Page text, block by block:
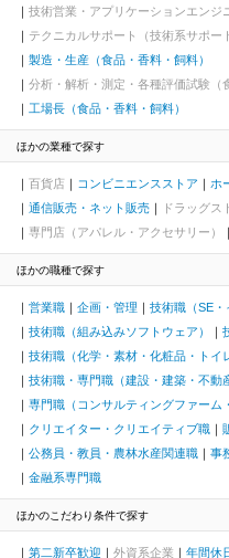
技術営業・アプリケーションエンジ
テクニカルサポート（技術系サポー
製造・生産（食品・香料・飼料）
分析・解析・測定・各種評価試験（
工場長（食品・香料・飼料）
ほかの業種で探す
百貨店 コンビニエンスストア ホ
通信販売・ネット販売
ドラッグス
専門店（アパレル・アクセサリー）
ほかの職種で探す
営業職 企画・管理
技術職（SE・
技術職（組み込みソフトウェア）
技術職（化学・素材・化粧品・トイ
技術職・専門職（建設・建築・不動
専門職（コンサルティングファーム
クリエイター・クリエイティブ職
公務員・教員・農林水産関連職
事
金融系専門職
ほかのこだわり条件で探す
第二新卒歓迎 外資系企業 年間休